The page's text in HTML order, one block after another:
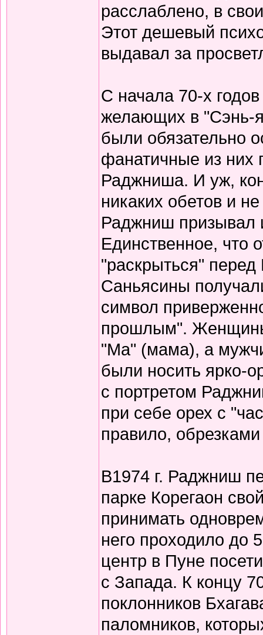
расслаблено, в
Этот дешевый
выдавал за
С начала 70-х
желающих в "Сэнь-
были обязательно
фанатичные из них
Раджниша. И уж,
никаких обетов и
Раджниш призывал
Единственное, что
"раскрыться"
Саньясины
символ
прошлым". Женщины
"Ма" (мама), а
были носить ярко-
с портретом
при себе орех с
правило,
В1974 г. Раджниш
парке Корегаон
принимать
него проходило до
центр в Пуне
с Запада. К концу
поклонников
паломников,